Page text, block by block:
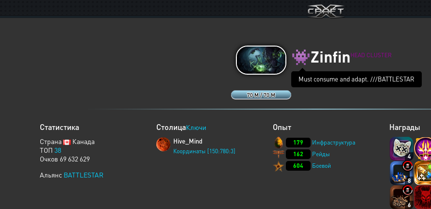
70 M / 70 M
👾ZinfinHEAD CLUSTER
Must consume and adapt. ///BATTLESTAR
Статистика
Страна
Канада
ТОП 38
Очков 69 632 629
Альянс BATTLESTAR
СтолицаКлючи
Hive_Mind
Координаты [150:780:3]
Опыт
179
Инфраструктура
162
Рейды
604
Боевой
Награды
4
8
6